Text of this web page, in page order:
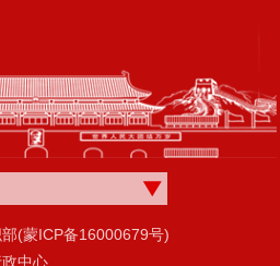
(蒙ICP备16000679号)
中心